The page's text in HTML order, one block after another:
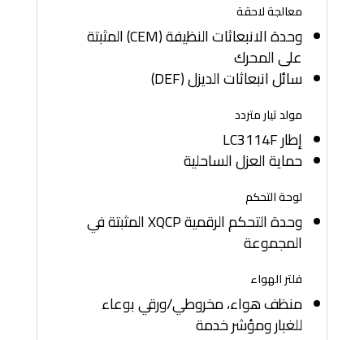
معالجة لاحقة
وحدة الانبعاثات النظيفة (CEM) المثبتة
على المحرك
سائل انبعاثات الديزل (DEF)
مولد تيار متردد
إطار LC3114F
حماية العزل الساحلية
لوحة التحكم
وحدة التحكم الرقمية XQCP المثبتة في
المجموعة
فلتر الهواء
منظف هواء، مخروطي/ورقي بوعاء
للغبار ومؤشر خدمة